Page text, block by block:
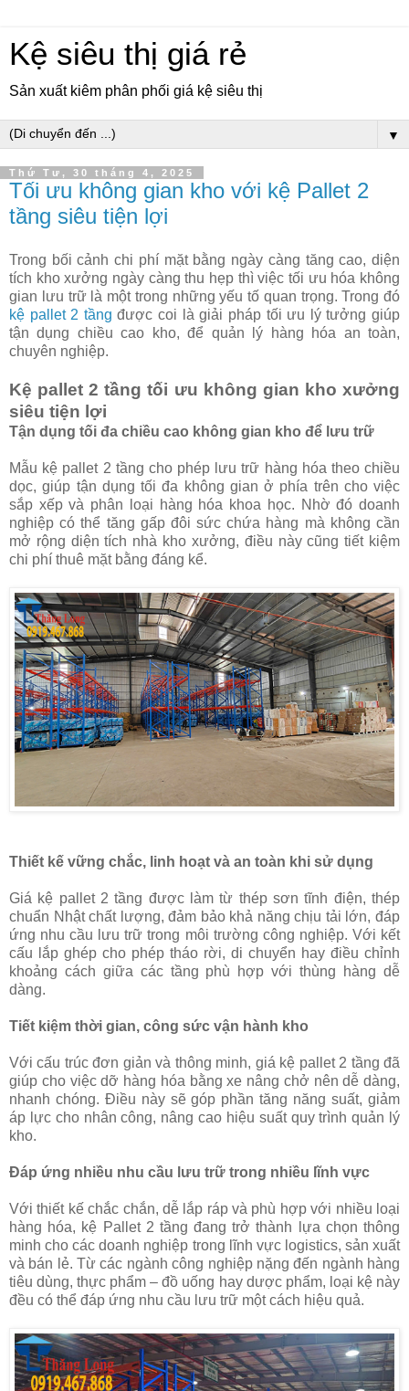
Kệ siêu thị giá rẻ
Sản xuất kiêm phân phối giá kệ siêu thị
▼
Thứ Tư, 30 tháng 4, 2025
Tối ưu không gian kho với kệ Pallet 2
tầng siêu tiện lợi
Trong bối cảnh chi phí mặt bằng ngày càng tăng cao, diện
tích kho xưởng ngày càng thu hẹp thì việc tối ưu hóa không
gian lưu trữ là một trong những yếu tố quan trọng. Trong đó
kệ pallet 2 tầng được coi là giải pháp tối ưu lý tưởng giúp
tận dụng chiều cao kho, để quản lý hàng hóa an toàn,
chuyên nghiệp.
Kệ pallet 2 tầng tối ưu không gian kho xưởng
siêu tiện lợi
Tận dụng tối đa chiều cao không gian kho để lưu trữ
Mẫu kệ pallet 2 tầng cho phép lưu trữ hàng hóa theo chiều
dọc, giúp tận dụng tối đa không gian ở phía trên cho việc
sắp xếp và phân loại hàng hóa khoa học. Nhờ đó doanh
nghiệp có thể tăng gấp đôi sức chứa hàng mà không cần
mở rộng diện tích nhà kho xưởng, điều này cũng tiết kiệm
chi phí thuê mặt bằng đáng kể.
Thiết kế vững chắc, linh hoạt và an toàn khi sử dụng
Giá kệ pallet 2 tầng được làm từ thép sơn tĩnh điện, thép
chuẩn Nhật chất lượng, đảm bảo khả năng chịu tải lớn, đáp
ứng nhu cầu lưu trữ trong môi trường công nghiệp. Với kết
cấu lắp ghép cho phép tháo rời, di chuyển hay điều chỉnh
khoảng cách giữa các tầng phù hợp với thùng hàng dễ
dàng.
Tiết kiệm thời gian, công sức vận hành kho
Với cấu trúc đơn giản và thông minh, giá kệ pallet 2 tầng đã
giúp cho việc dỡ hàng hóa bằng xe nâng chở nên dễ dàng,
nhanh chóng. Điều này sẽ góp phần tăng năng suất, giảm
áp lực cho nhân công, nâng cao hiệu suất quy trình quản lý
kho.
Đáp ứng nhiều nhu cầu lưu trữ trong nhiều lĩnh vực
Với thiết kế chắc chắn, dễ lắp ráp và phù hợp với nhiều loại
hàng hóa, kệ Pallet 2 tầng đang trở thành lựa chọn thông
minh cho các doanh nghiệp trong lĩnh vực logistics, sản xuất
và bán lẻ. Từ các ngành công nghiệp nặng đến ngành hàng
tiêu dùng, thực phẩm – đồ uống hay dược phẩm, loại kệ này
đều có thể đáp ứng nhu cầu lưu trữ một cách hiệu quả.